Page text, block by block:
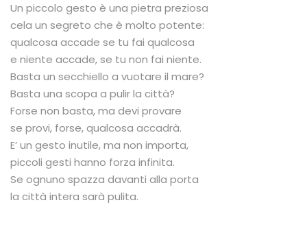
Un piccolo gesto è una pietra preziosa
cela un segreto che è molto potente:
qualcosa accade se tu fai qualcosa
e niente accade, se tu non fai niente.
Basta un secchiello a vuotare il mare?
Basta una scopa a pulir la città?
Forse non basta, ma devi provare
se provi, forse, qualcosa accadrà.
E’ un gesto inutile, ma non importa,
piccoli gesti hanno forza infinita.
Se ognuno spazza davanti alla porta
la città intera sarà pulita.